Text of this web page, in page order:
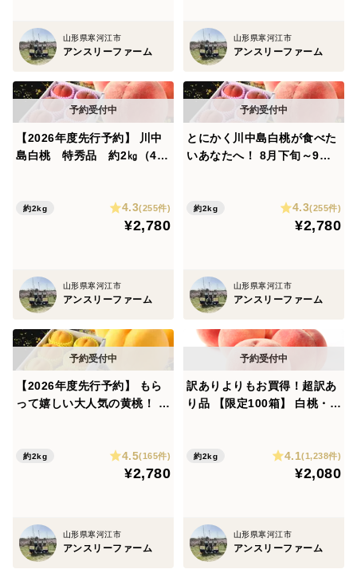
《発送時期目安》
佐藤錦：6月中旬～6月下旬頃
＜さくらんぼの等級・階級について＞
山形県の基準に合わせ規格を分けております。
（着色50%以上）
※6月中旬から6月下旬にかけて、ご注文いただいた順に
順次発送いたします。
一番いい時期に発送を行うため、着日指定不可となりま
す。
収穫時期が天候の影響により変動し、お届け時期が前後
異常気象の影響で収穫できなかった場合、ご注文がキャ
ンセルとなることがございます。
投稿版、備考欄にご希望を表記いただいた際、ご回答で
きない場合がございます。
山形県寒河江市
アンスリーファーム
山形県寒河江市
アンスリーファーム
【2026年度先行予約】 川中
島白桃 特秀品 約2㎏（4玉
約2kg 4.3(255件)
¥2,780
山形県寒河江市
アンスリーファーム
とにかく川中島白桃が食べた
いあなたへ！ 8月下旬～9月
1-01-01
約2kg 4.3(255件)
¥2,780
山形県寒河江市
アンスリーファーム
【2026年度先行予約】 もら
って嬉しい大人気の黄桃！ 特
約2kg 4.5(165件)
¥2,780
山形県寒河江市
アンスリーファーム
訳ありよりもお買得！超訳あ
り品 【限定100箱】 白桃・黄
頃発送 TY01-01-01
約2kg 4.1(1,238件)
¥2,080
山形県寒河江市
アンスリーファーム